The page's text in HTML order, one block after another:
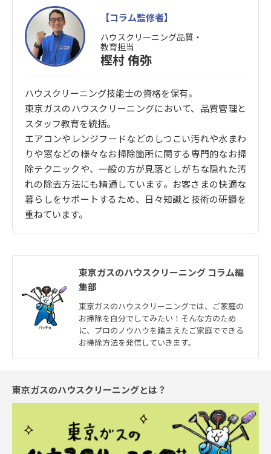
【コラム監修者】
ハウスクリーニング品質・
教育担当
樫村 侑弥
ハウスクリーニング技能士の資格を保有。
東京ガスのハウスクリーニングにおいて、品質管理と
スタッフ教育を統括。
エアコンやレンジフードなどのしつこい汚れや水まわ
りや窓などの様々なお掃除箇所に関する専門的なお掃
除テクニックや、一般の方が見落としがちな隠れた汚
れの除去方法にも精通しています。お客さまの快適な
暮らしをサポートするため、日々知識と技術の研鑽を
重ねています。
東京ガスのハウスクリーニング コラム編
集部
東京ガスのハウスクリーニングでは、ご家庭の
お掃除を自分でしてみたい！そんな方のため
に、プロのノウハウを踏まえたご家庭でできる
お掃除方法を発信していきます。
東京ガスのハウスクリーニングとは？